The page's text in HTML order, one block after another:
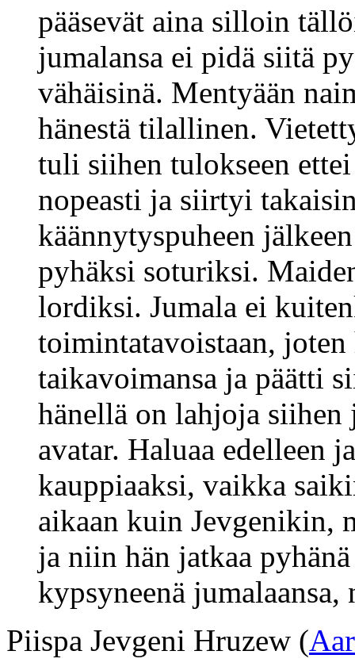
pääsevät aina silloin
jumalansa ei pidä siitä
vähäisinä. Mentyään
hänestä tilallinen.
tuli siihen tulokseen
nopeasti ja siirtyi
käännytyspuheen
pyhäksi soturiksi.
lordiksi. Jumala ei
toimintatavoistaan,
taikavoimansa ja päätti
hänellä on lahjoja siihen
avatar. Haluaa edelleen
kauppiaaksi, vaikka
aikaan kuin Jevgenikin,
ja niin hän jatkaa
kypsyneenä
Piispa Jevgeni Hruzew (